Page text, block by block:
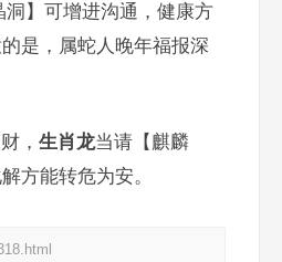
】可增进沟通，健康方
是，属蛇人晚年福报深
， 生肖龙当请【麒麟
方能转危为安。